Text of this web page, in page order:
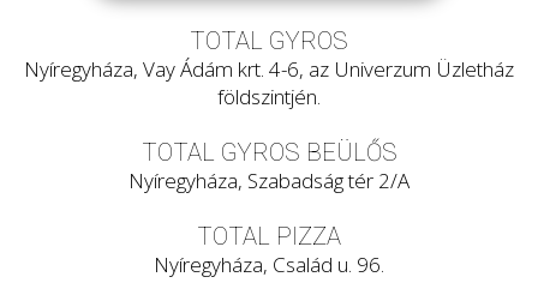
TOTAL GYROS
Nyíregyháza, Vay Ádám krt. 4-6, az Univerzum Üzletház
földszintjén.
TOTAL GYROS BEÜLŐS
Nyíregyháza, Szabadság tér 2/A
TOTAL PIZZA
Nyíregyháza, Család u. 96.